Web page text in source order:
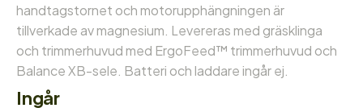
handtagstornet och motorupphängningen är
tillverkade av magnesium. Levereras med gräsklinga
och trimmerhuvud med ErgoFeed™ trimmerhuvud och
Balance XB-sele. Batteri och laddare ingår ej.
Ingår